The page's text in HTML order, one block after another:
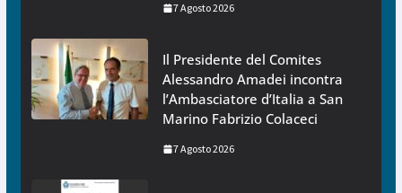
7 Agosto 2026
Il Presidente del Comites
Alessandro Amadei incontra
l’Ambasciatore d’Italia a San
Marino Fabrizio Colaceci
7 Agosto 2026